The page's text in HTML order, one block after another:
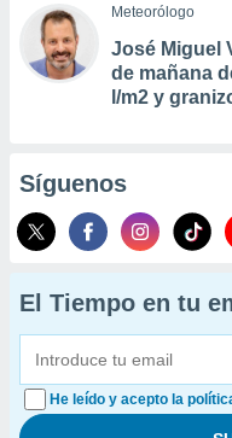
Meteorólogo
José Miguel
de mañana
l/m2 y
Síguenos
El Tiempo en tu
He leído y acepto la